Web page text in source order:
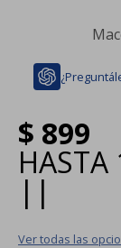
$ 899
HASTA
| |
Ver todas las